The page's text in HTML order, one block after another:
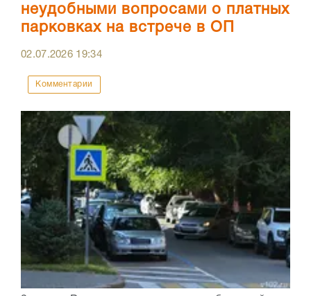
неудобными вопросами о платных
парковках на встрече в ОП
02.07.2026 19:34
Комментарии